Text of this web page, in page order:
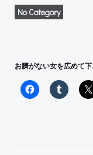
No Category
お臍がない女を広めて